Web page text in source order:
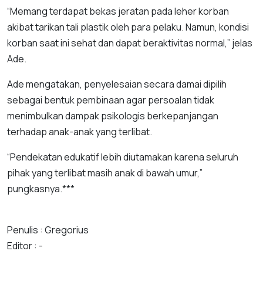
“Memang terdapat bekas jeratan pada leher korban
akibat tarikan tali plastik oleh para pelaku. Namun, kondisi
korban saat ini sehat dan dapat beraktivitas normal,” jelas
Ade.
Ade mengatakan, penyelesaian secara damai dipilih
sebagai bentuk pembinaan agar persoalan tidak
menimbulkan dampak psikologis berkepanjangan
terhadap anak-anak yang terlibat.
“Pendekatan edukatif lebih diutamakan karena seluruh
pihak yang terlibat masih anak di bawah umur,”
pungkasnya.***
Penulis : Gregorius
Editor : -